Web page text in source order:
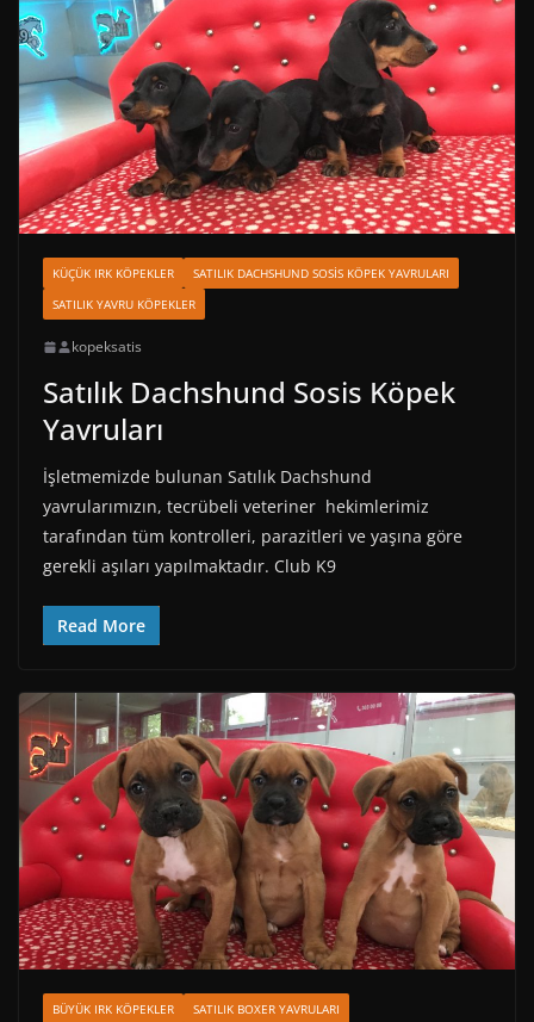
KÜÇÜK IRK KÖPEKLER
SATILIK DACHSHUND SOSIS KÖPEK YAVRULARI
SATILIK YAVRU KÖPEKLER
kopeksatis
Satılık Dachshund Sosis Köpek
Yavruları
İşletmemizde bulunan Satılık Dachshund
yavrularımızın, tecrübeli veteriner hekimlerimiz
tarafından tüm kontrolleri, parazitleri ve yaşına göre
gerekli aşıları yapılmaktadır. Club K9
Read More
BÜYÜK IRK KÖPEKLER
SATILIK BOXER YAVRULARI